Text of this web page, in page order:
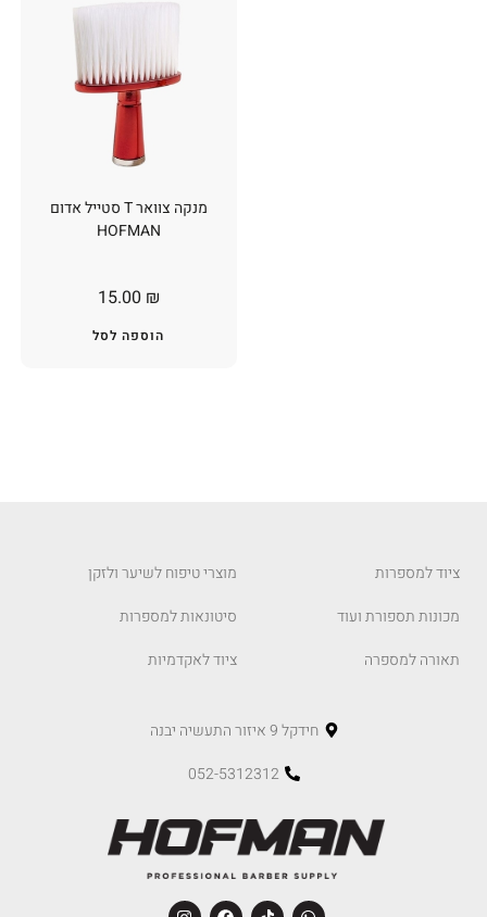
מנקה צוואר T סטייל אדום
HOFMAN
15.00 ₪
הוספה לסל
ציוד למספרות
מכונות תספורת ועוד
תאורה למספרה
מוצרי טיפוח לשיער ולזקן
סיטונאות למספרות
ציוד לאקדמיות
חידקל 9 איזור התעשיה יבנה
052-5312312